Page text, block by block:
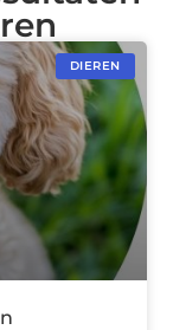
DIEREN